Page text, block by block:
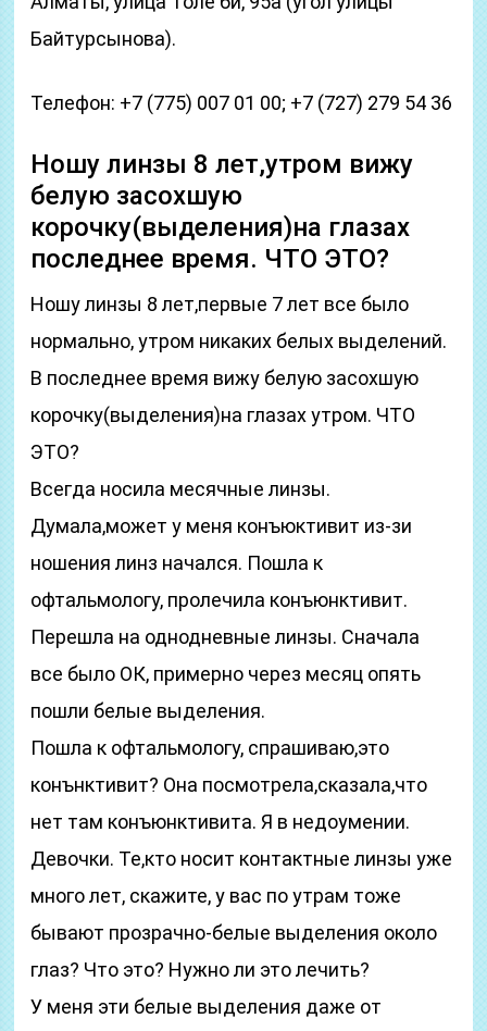
Байтурсынова).
Телефон: +7 (775) 007 01 00; +7 (727) 279 54 36
Ношу линзы 8 лет,утром вижу
белую засохшую
корочку(выделения)на глазах
последнее время. ЧТО ЭТО?
Ношу линзы 8 лет,первые 7 лет все было
нормально, утром никаких белых выделений.
В последнее время вижу белую засохшую
корочку(выделения)на глазах утром. ЧТО
ЭТО?
Всегда носила месячные линзы.
Думала,может у меня конъюктивит из-зи
ношения линз начался. Пошла к
офтальмологу, пролечила конъюнктивит.
Перешла на однодневные линзы. Сначала
все было ОК, примерно через месяц опять
пошли белые выделения.
Пошла к офтальмологу, спрашиваю,это
конънктивит? Она посмотрела,сказала,что
нет там конъюнктивита. Я в недоумении.
Девочки. Те,кто носит контактные линзы уже
много лет, скажите, у вас по утрам тоже
бывают прозрачно-белые выделения около
глаз? Что это? Нужно ли это лечить?
У меня эти белые выделения даже от